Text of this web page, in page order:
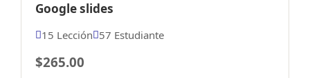
Google slides
15 Lección 57 Estudiante
$265.00